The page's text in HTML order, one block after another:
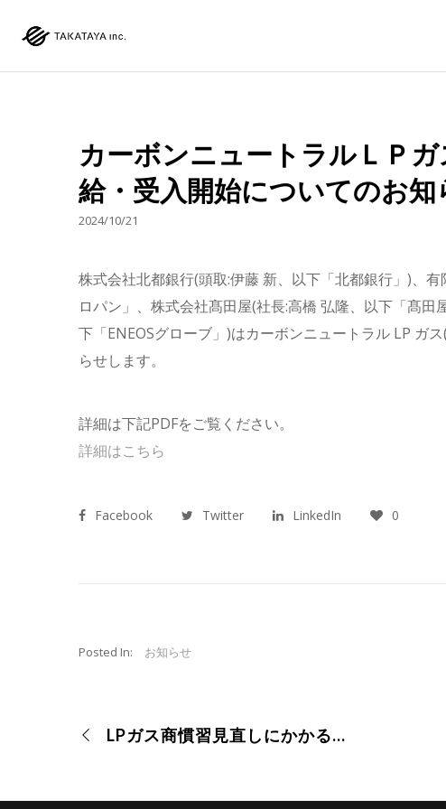
カーボンニュートラルＬＰ
給・受入開始についてのお知
2024/10/21
株式会社北都銀行(頭取:伊藤 新、以下「北都銀行」)、
ロパン」、株式会社髙田屋(社長:高橋 弘隆、以下「髙
下「ENEOSグローブ」)はカーボンニュートラル LP ガ
らせします。
詳細は下記PDFをご覧ください。
詳細はこちら
Facebook Twitter LinkedIn 0
Posted In: お知らせ
LPガス商慣習見直しにかかる法令遵守について